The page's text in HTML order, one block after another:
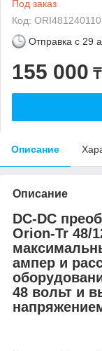
Под заказ
Код: ORI481240110
Отправка с 29
155 000 ₸
Описание
Описание
DC-DC
Orion-Tr 48/
ампер и
48 вольт и